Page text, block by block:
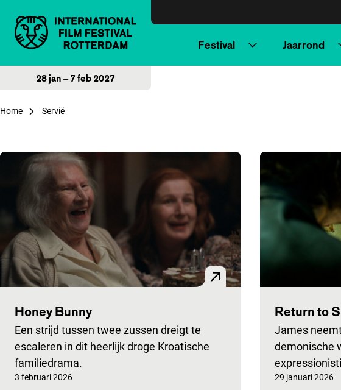
Festival Jaarrond
28 jan – 7 feb 2027
Home Servië
Overzicht van artikelen
Honey Bunny
Een strijd tussen twee zussen dreigt te
escaleren in dit heerlijk droge Kroatische
familiedrama.
Gepubliceerd op:
3 februari 2026
Return to
James
demonische
Gepubliceerd
29 januari 2026